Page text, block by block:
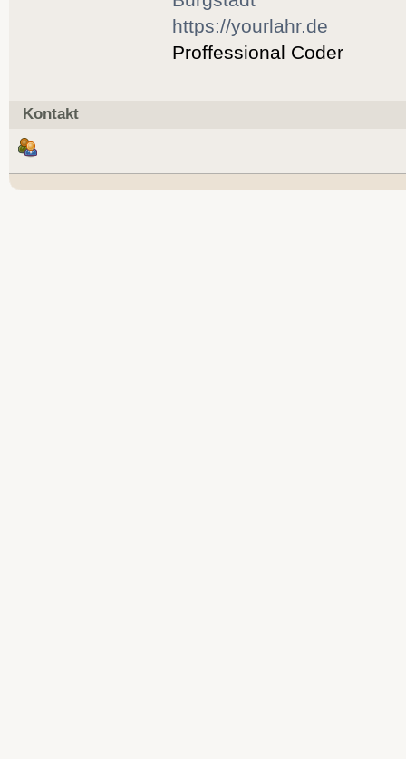
https://yourlahr.de
Proffessional Coder
Kontakt